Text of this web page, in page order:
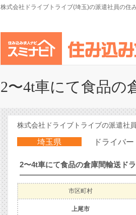
株式会社ドライブトライブ(埼玉)の派遣社員の住
2〜4t車にて食品の
株式会社ドライブトライブの派遣
埼玉県 ドライバ
市区町村
上尾市